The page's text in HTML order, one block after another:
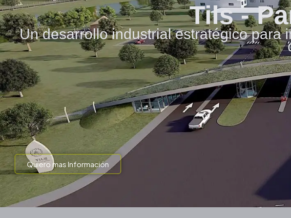
Tils -
Un desarrollo industrial estratégico para
Quiero mas Información